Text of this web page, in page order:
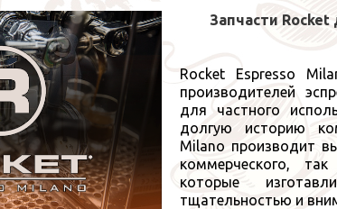
Запчасти
Rocket Espresso
производителей
для частного
долгую историю
Milano производит
коммерческого,
которые
тщательностью и